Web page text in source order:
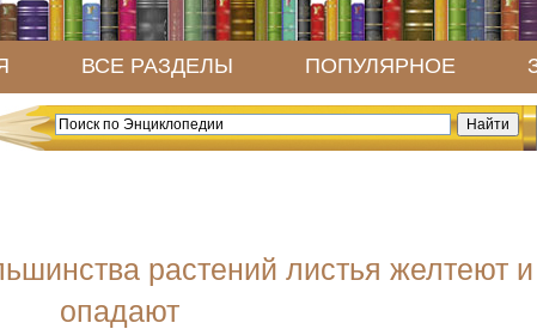
ВСЕ РАЗДЕЛЫ ПОПУЛЯРНОЕ
растений листья желтеют и
опадают